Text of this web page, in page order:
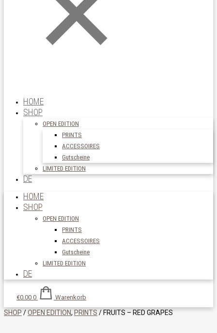
HOME
SHOP
OPEN EDITION
PRINTS
ACCESSOIRES
Gutscheine
LIMITED EDITION
DE
HOME
SHOP
OPEN EDITION
PRINTS
ACCESSOIRES
Gutscheine
LIMITED EDITION
DE
€0.00 0 Warenkorb
SHOP /OPEN EDITION, PRINTS / FRUITS – RED GRAPES